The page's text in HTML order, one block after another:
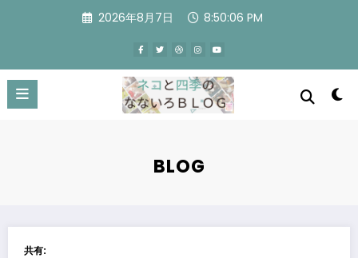
ツ
へ
キ
2026年8月7日 8:50:07 PM
BLOG
共有: